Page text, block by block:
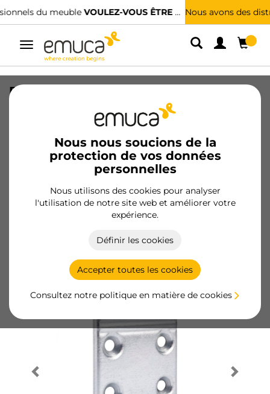
Nous avons des distributeurs spécialisés.TROUVER LE PLUS PROCHE
Alterner
navigation
Nous nous soucions de la
protection de vos données
personnelles
Nous utilisons des cookies pour analyser
l'utilisation de notre site web et améliorer votre
expérience.
Définir les cookies
Accepter toutes les cookies
Consultez notre politique en matière de cookies
Plétine pour meubles hauts Mini, acier,
Produits essentiels
Devenir client